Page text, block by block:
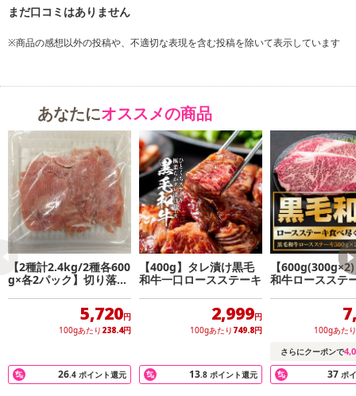
◆切落しを細切れでなく、特別に焼肉に適した厚み・大きさにカッ
トした特別仕様！
◆近江牛とは
最大の特徴が希少性
滋賀県全域で飼育され、出荷される近江牛は年間わずか6,000頭に限
られます。
そんな近江牛は繊細な旨味と脂味が近江牛の特徴です。
滋賀県・琵琶湖畔の豊かな大地で育った近江牛は、きめ細かい滑ら
かな肉質、しつこさのない甘い脂、芳醇な香りを持ち合わせていま
す。
この近江牛の特徴は日本料理はもちろんのこと、バターやクリーム
を用いた重いソースの味がメインとなるフランス料理との相性も良
いと言われており、
ミシュランなどに掲載されている海外の多くの著名なレストランで
・保存方法：-18℃以下で保存
※商品の感想以外の投稿や、不適切な表現を含む投稿を除いて表示しています
あなたにオススメの商品
【2種計2.4kg/2種各600
g×各2パック】切り落と
し生ハムセット 冷凍
5,720円
100gあたり 238.4円
26.4 ポイント還元
【400g】タレ漬け黒毛
和牛一口ロースステーキ
2,999円
100gあたり 749.8円
13.8 ポイント還元
【
和牛ロースステ
100gあたり
さらにクーポンで
37 ポ